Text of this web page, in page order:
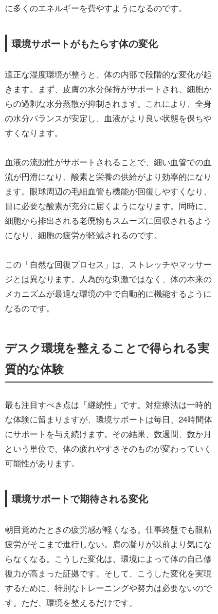
に多くのエネルギーを費やすようになるのです。
環境サポートがもたらす体の変化
適正な湿度環境が整うと、体の内部で段階的な変化が起
きます。まず、皮膚の水分保持がサポートされ、細胞か
らの過剰な水分蒸散が抑制されます。これにより、全身
の水分バランスが安定し、血液がより良い状態を保ちや
すくなります。
血液の流動性がサポートされることで、細い血管での血
流が円滑になり、酸素と栄養の供給がより効率的になり
ます。眼球周辺の毛細血管も機能が回復しやすくなり、
目に必要な酸素が充分に届くようになります。同時に、
細胞から排出される老廃物もスムーズに回収されるよう
になり、細胞の疲労が軽減されるのです。
この「自然な回復プロセス」は、ストレッチやマッサー
ジとは異なります。人為的な刺激ではなく、体の本来の
メカニズムが最適な環境の中で自動的に機能するように
なるのです。
デスク環境を整えることで得られる実
質的な体験
最も注目すべき点は「継続性」です。対症療法は一時的
な体験に留まりますが、環境サポートは毎日、24時間体
にサポートを与え続けます。その結果、数週間、数か月
という単位で、体の疲れやすさそのものが変わっていく
可能性があります。
環境サポートで期待される変化
朝目覚めたときの疲労感が軽くなる。仕事終盤でも眼精
疲労がそこまで進行しない。肩の凝りが以前より気にな
らなくなる。こうした変化は、環境によって体の自己修
復力が高まった証拠です。そして、こうした変化を実現
するために、特別なトレーニングや努力は必要ないので
す。ただ、環境を整えるだけです。